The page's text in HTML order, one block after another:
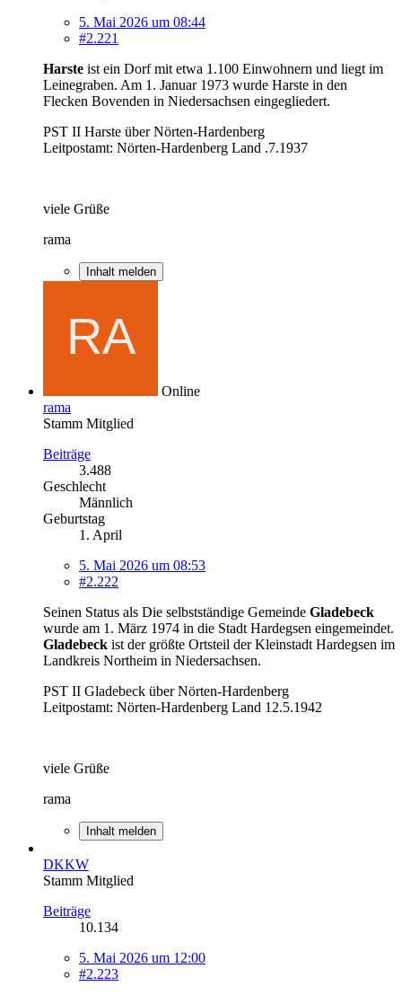
5. Mai 2026 um 08:44
#2.221
Harste ist ein Dorf mit etwa 1.100 Einwohnern und liegt im
Leinegraben. Am 1. Januar 1973 wurde Harste in den
Flecken Bovenden in Niedersachsen eingegliedert.
PST II Harste über Nörten-Hardenberg
Leitpostamt: Nörten-Hardenberg Land .7.1937
viele Grüße
rama
Inhalt melden
Online
rama
Stamm Mitglied
Beiträge
3.488
Geschlecht
Männlich
Geburtstag
1. April
5. Mai 2026 um 08:53
#2.222
Seinen Status als Die selbstständige Gemeinde Gladebeck
wurde am 1. März 1974 in die Stadt Hardegsen eingemeindet.
Gladebeck ist der größte Ortsteil der Kleinstadt Hardegsen im
Landkreis Northeim in Niedersachsen.
PST II Gladebeck über Nörten-Hardenberg
Leitpostamt: Nörten-Hardenberg Land 12.5.1942
viele Grüße
rama
Inhalt melden
DKKW
Stamm Mitglied
Beiträge
10.134
5. Mai 2026 um 12:00
#2.223